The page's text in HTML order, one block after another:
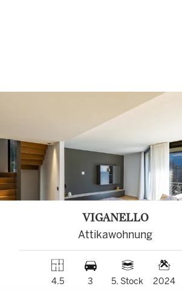
VIGANELLO
Attikawohnung
4.5 3 5. Stock 2024